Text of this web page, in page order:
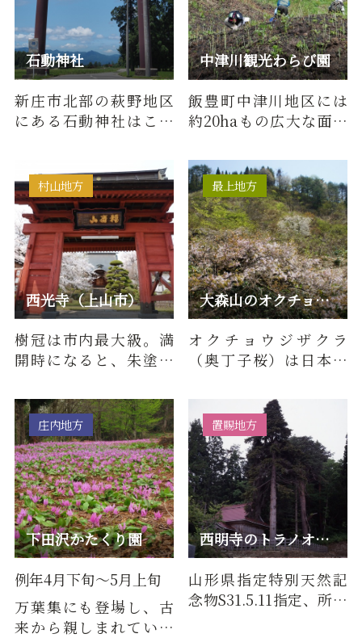
石動神社
新庄市北部の萩野地区
にある石動神社はこの
その由来…
中津川観光わらび園
飯豊町中津川地区には
約20haもの広大な面積
があります。園内のわら
びは柔…
西光寺（上山市）
村山地方
樹冠は市内最大級。満
開時になると、朱塗り
されます。市保存樹木。
大森山のオクチョウジザクラ
最上地方
オクチョウジザクラ
（奥丁子桜）は日本海
で、雪の重みに耐えら
れるように丈…
下田沢かたくり園
庄内地方
例年4月下旬～5月上旬
万葉集にも登場し、古
来から親しまれている
西明寺のトラノオモミ
置賜地方
山形県指定特別天然記
念物S31.5.11指定、所有